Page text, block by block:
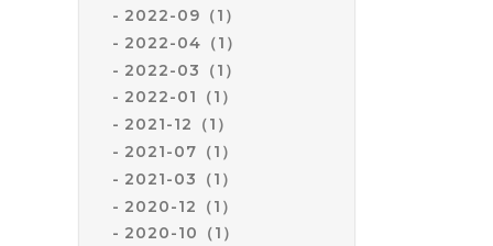
2022-09（1）
2022-04（1）
2022-03（1）
2022-01（1）
2021-12（1）
2021-07（1）
2021-03（1）
2020-12（1）
2020-10（1）